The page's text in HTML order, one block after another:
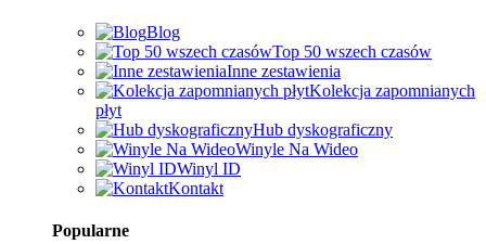
Blog
Top 50 wszech czasów
Inne zestawienia
Kolekcja zapomnianych
płyt
Hub dyskograficzny
Winyle Na Wideo
Winyl ID
Kontakt
Popularne